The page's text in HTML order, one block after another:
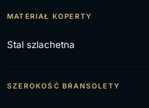
MATERIAŁ KOPERTY
Stal szlachetna
SZEROKOŚĆ BRANSOLETY